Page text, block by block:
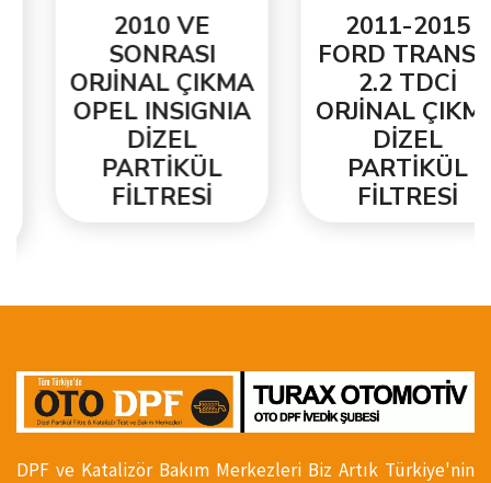
2010 VE
SONRASI
ORJİNAL ÇIKMA
OPEL INSIGNIA
DİZEL
PARTİKÜL
FİLTRESİ
2011-2015
FORD TRANSİT
2.2 TDCİ
ORJİNAL ÇIKMA
DİZEL
PARTİKÜL
FİLTRESİ
DPF ve Katalizör Bakım Merkezleri Biz Artık Türkiye'nin